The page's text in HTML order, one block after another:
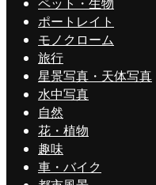
ポートレイト
モノクローム
旅行
星景写真・天体写真
水中写真
自然
花・植物
趣味
車・バイク